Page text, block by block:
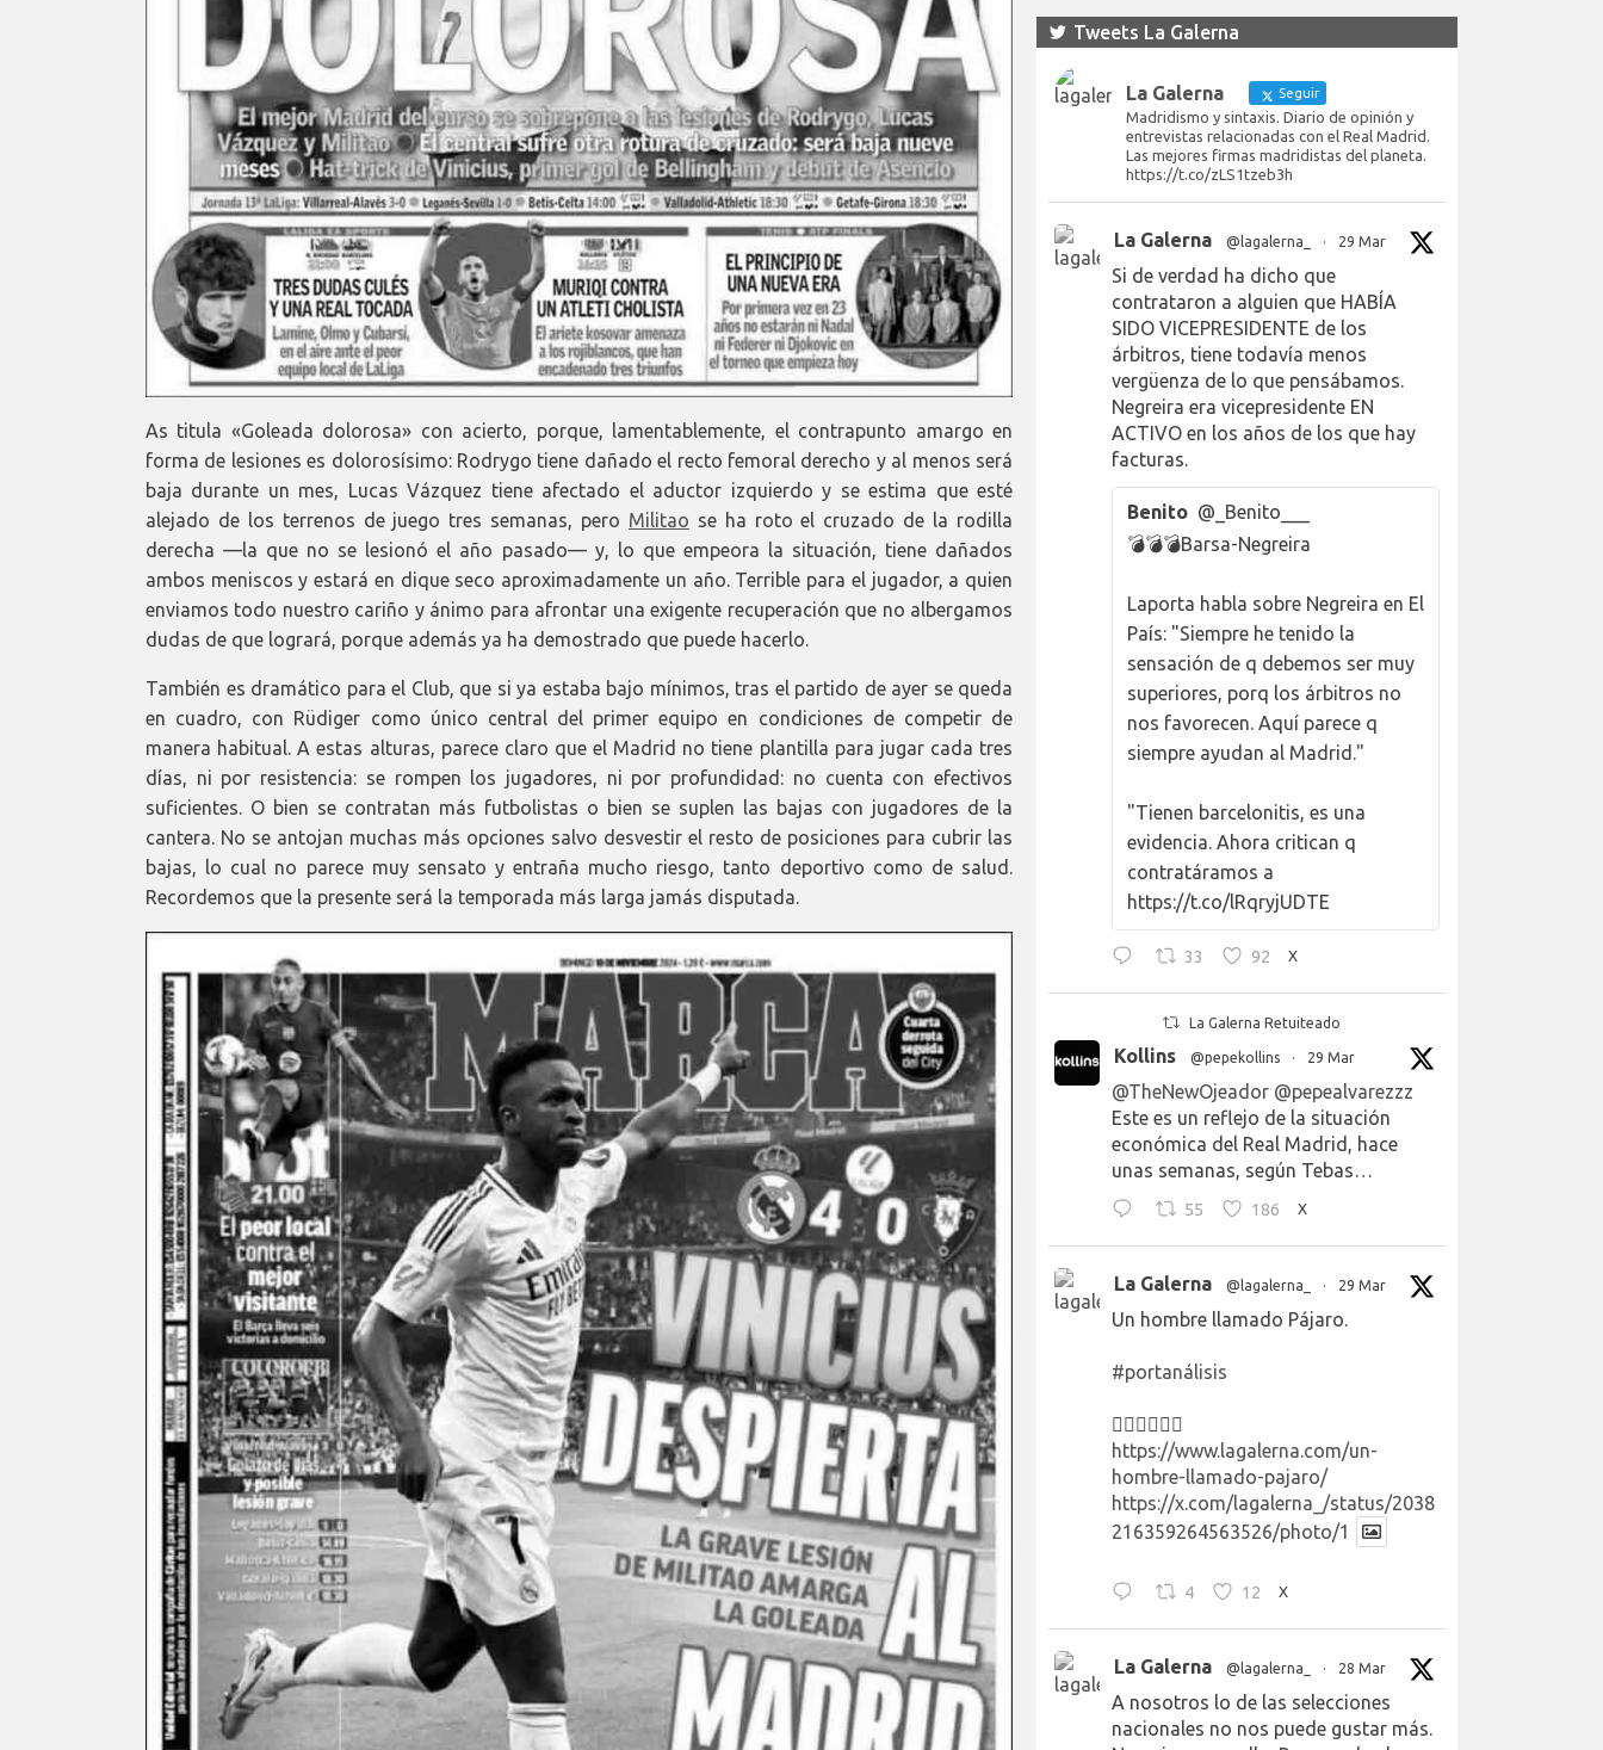
As titula «Goleada dolorosa» con acierto, porque, lamentablemente, el contrapunto amargo en
forma de lesiones es dolorosísimo: Rodrygo tiene dañado el recto femoral derecho y al menos será
baja durante un mes, Lucas Vázquez tiene afectado el aductor izquierdo y se estima que esté
alejado de los terrenos de juego tres semanas, pero Militao se ha roto el cruzado de la rodilla
derecha —la que no se lesionó el año pasado— y, lo que empeora la situación, tiene dañados
ambos meniscos y estará en dique seco aproximadamente un año. Terrible para el jugador, a quien
enviamos todo nuestro cariño y ánimo para afrontar una exigente recuperación que no albergamos
dudas de que logrará, porque además ya ha demostrado que puede hacerlo.
También es dramático para el Club, que si ya estaba bajo mínimos, tras el partido de ayer se queda
en cuadro, con Rüdiger como único central del primer equipo en condiciones de competir de
manera habitual. A estas alturas, parece claro que el Madrid no tiene plantilla para jugar cada tres
días, ni por resistencia: se rompen los jugadores, ni por profundidad: no cuenta con efectivos
suficientes. O bien se contratan más futbolistas o bien se suplen las bajas con jugadores de la
cantera. No se antojan muchas más opciones salvo desvestir el resto de posiciones para cubrir las
bajas, lo cual no parece muy sensato y entraña mucho riesgo, tanto deportivo como de salud.
Recordemos que la presente será la temporada más larga jamás disputada.
Tweets La Galerna
La Galerna Seguir
Madridismo y sintaxis. Diario de opinión y
entrevistas relacionadas con el Real Madrid.
Las mejores firmas madridistas del planeta.
https://t.co/zLS1tzeb3h
La Galerna @lagalerna_ · 29 Mar
Si de verdad ha dicho que
contrataron a alguien que HABÍA
SIDO VICEPRESIDENTE de los
árbitros, tiene todavía menos
vergüenza de lo que pensábamos.
Negreira era vicepresidente EN
ACTIVO en los años de los que hay
facturas.
Benito @_Benito___
💣💣💣Barsa-Negreira
Laporta habla sobre Negreira en El
País: "Siempre he tenido la
sensación de q debemos ser muy
superiores, porq los árbitros no
nos favorecen. Aquí parece q
siempre ayudan al Madrid."
"Tienen barcelonitis, es una
evidencia. Ahora critican q
contratáramos a
https://t.co/lRqryjUDTE
33 92 X
La Galerna Retuiteado
Kollins @pepekollins · 29 Mar
@TheNewOjeador @pepealvarezzz
Este es un reflejo de la situación
económica del Real Madrid, hace
unas semanas, según Tebas…
55 186 X
La Galerna @lagalerna_ · 29 Mar
Un hombre llamado Pájaro.
#portanálisis
👉🏻👉🏻👉🏻
https://www.lagalerna.com/un-
hombre-llamado-pajaro/
https://x.com/lagalerna_/status/2038
216359264563526/photo/1
4 12 X
La Galerna @lagalerna_ · 28 Mar
A nosotros lo de las selecciones
nacionales no nos puede gustar más.